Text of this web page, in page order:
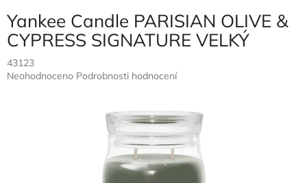
Yankee Candle PARISIAN OLIVE &
CYPRESS SIGNATURE VELKÝ
43123
Průměrné
Neohodnoceno Podrobnosti hodnocení